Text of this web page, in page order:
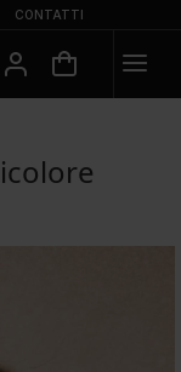
CONTATTI